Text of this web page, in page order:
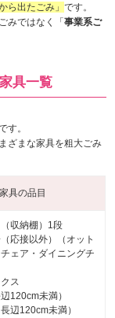
から出たごみ」です。
みではなく「事業系ご
具一覧
す。
ざまな家具を粗大ごみ
家具の品目
（収納棚）1段
応接以外）（オット
ェア・ダイニングチ
ス
120cm未満）
辺120cm未満）